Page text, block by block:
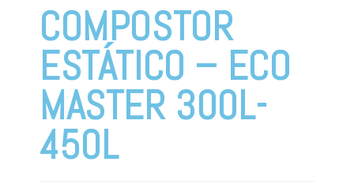
COMPOSTOR
ESTÁTICO – ECO
MASTER 300L-
450L